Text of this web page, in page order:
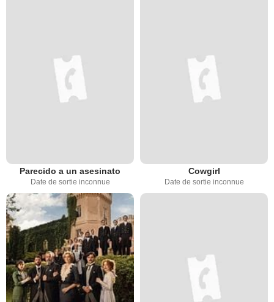
Parecido a un asesinato
Date de sortie inconnue
Cowgirl
Date de sortie inconnue